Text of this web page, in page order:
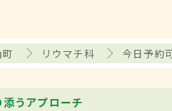
リウマチ科 今日予約
うアプローチ